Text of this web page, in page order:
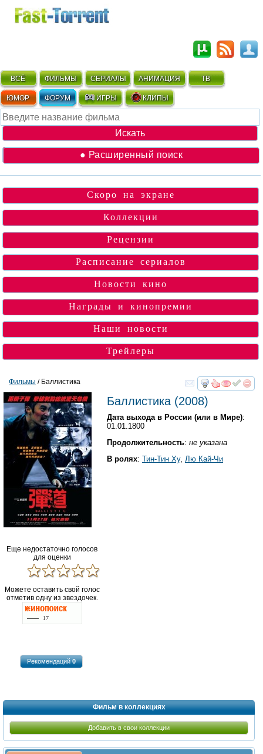
ВСЁ ФИЛЬМЫ СЕРИАЛЫ АНИМАЦИЯ ТВ
ЮМОР ФОРУМ ИГРЫ КЛИПЫ
● Расширенный поиск
Скоро на экране
Коллекции
Рецензии
Расписание сериалов
Новости кино
Награды и кинопремии
Наши новости
Трейлеры
смотреть
Фильмы / Баллистика
Еще недостаточно голосов
для оценки
Можете оставить свой голос
отметив одну из звездочек.
Рекомендаций0
Баллистика (2008)
Дата выхода в России (или в Мире):
01.01.1800
Продолжительность: не указана
В ролях: Тин-Тин Ху, Лю Кай-Чи
Фильм в коллекциях
Добавить в свои коллекции